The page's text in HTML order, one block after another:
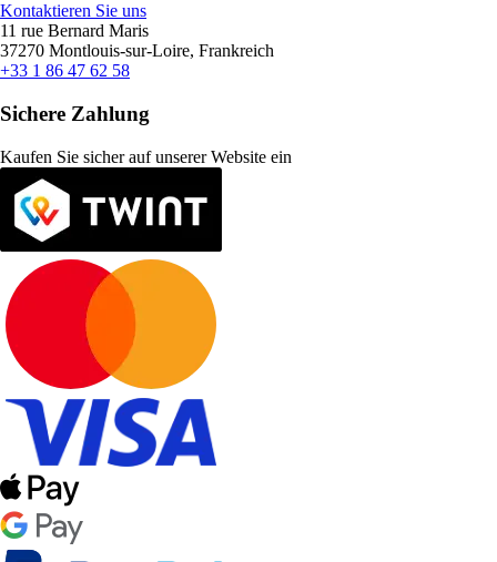
Kontaktieren Sie uns
11 rue Bernard Maris
37270 Montlouis-sur-Loire, Frankreich
+33 1 86 47 62 58
Sichere Zahlung
Kaufen Sie sicher auf unserer Website ein